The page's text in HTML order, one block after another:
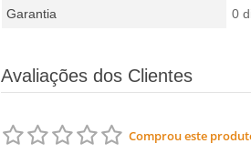
Garantia 0
Avaliações dos Clientes
Comprou este